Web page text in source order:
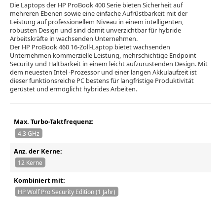
Die Laptops der HP ProBook 400 Serie bieten Sicherheit auf
mehreren Ebenen sowie eine einfache Aufrüstbarkeit mit der
Leistung auf professionellem Niveau in einem intelligenten,
robusten Design und sind damit unverzichtbar für hybride
Arbeitskräfte in wachsenden Unternehmen.
Der HP ProBook 460 16-Zoll-Laptop bietet wachsenden
Unternehmen kommerzielle Leistung, mehrschichtige Endpoint
Security und Haltbarkeit in einem leicht aufzurüstenden Design. Mit
dem neuesten Intel -Prozessor und einer langen Akkulaufzeit ist
dieser funktionsreiche PC bestens für langfristige Produktivität
gerüstet und ermöglicht hybrides Arbeiten.
Max. Turbo-Taktfrequenz:
4.3 GHz
Anz. der Kerne:
12 Kerne
Kombiniert mit:
HP Wolf Pro Security Edition (1 Jahr)